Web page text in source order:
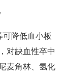
降低血小板
对缺血性卒中
麦角林、氢化